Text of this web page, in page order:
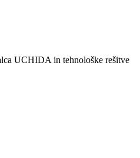
UCHIDA in tehnološke rešitve